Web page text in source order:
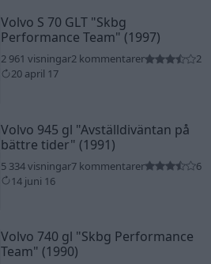
Volvo S 70 GLT "Skbg
Performance Team" (1997)
2 961 visningar2 kommentarer
2
20 april 17
Volvo 945 gl "Avställdiväntan på
bättre tider" (1991)
5 334 visningar7 kommentarer
6
14 juni 16
Volvo 740 gl "Skbg Performance
Team" (1990)